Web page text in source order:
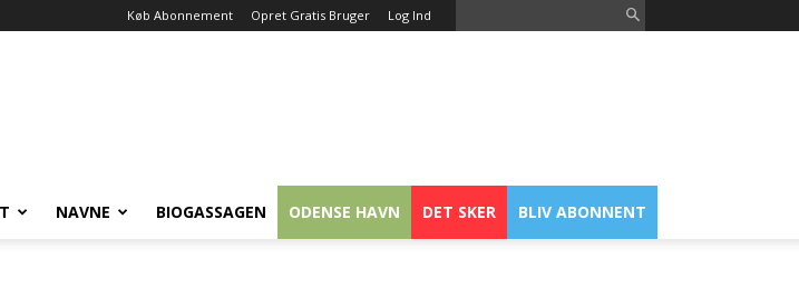
Køb Abonnement Opret Gratis Bruger Log Ind
NAVNE BIOGASSAGEN ODENSE HAVN DET SKER BLIV ABONNENT